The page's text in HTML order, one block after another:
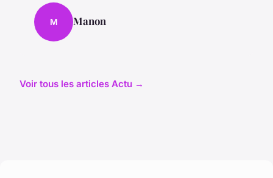
M Manon
Voir tous les articles Actu →